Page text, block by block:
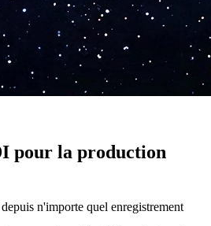
pour la production
n'importe quel enregistrement